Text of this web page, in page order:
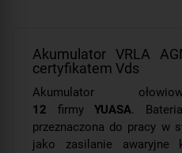
Akumulator VRLA
certyfikatem Vds
Akumulator
12 firmyYUASA.
przeznaczona do pracy w
jako zasilanie awaryjne